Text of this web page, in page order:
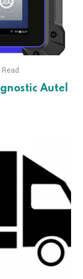
Autel